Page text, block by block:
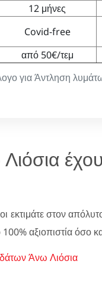
για Άντληση
12 μήνες
Covid-free
από 50€/τεμ
στον
αξιοπιστία όσο
Άνω Λιόσια